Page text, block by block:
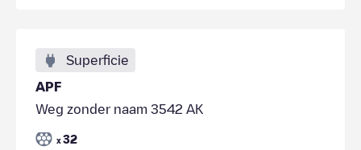
Superficie
APF
Weg zonder naam 3542 AK
x 32